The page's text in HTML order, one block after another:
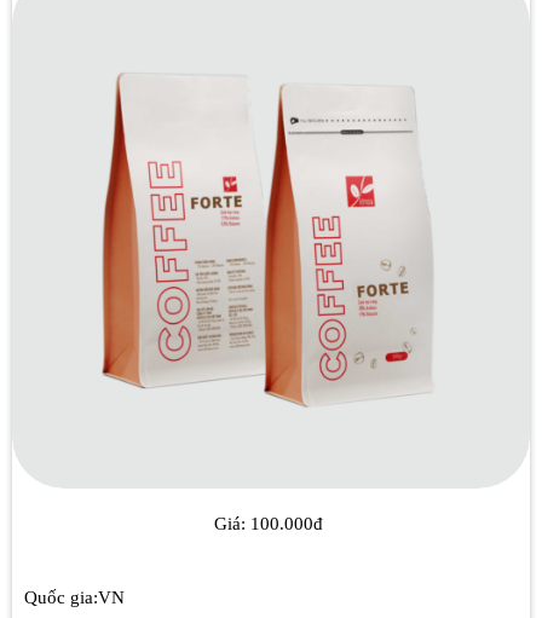
Giá: 100.000đ
Quốc gia:VN